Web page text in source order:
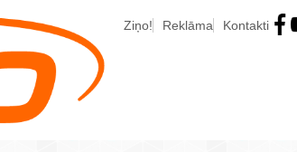
Ziņo! Reklāma Kontakti